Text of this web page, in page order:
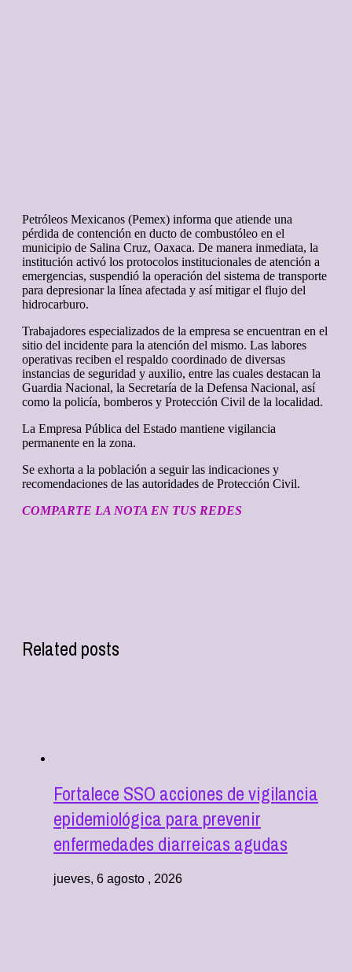
Petróleos Mexicanos (Pemex) informa que atiende una
pérdida de contención en ducto de combustóleo en el
municipio de Salina Cruz, Oaxaca. De manera inmediata, la
institución activó los protocolos institucionales de atención a
emergencias, suspendió la operación del sistema de transporte
para depresionar la línea afectada y así mitigar el flujo del
hidrocarburo.
Trabajadores especializados de la empresa se encuentran en el
sitio del incidente para la atención del mismo. Las labores
operativas reciben el respaldo coordinado de diversas
instancias de seguridad y auxilio, entre las cuales destacan la
Guardia Nacional, la Secretaría de la Defensa Nacional, así
como la policía, bomberos y Protección Civil de la localidad.
La Empresa Pública del Estado mantiene vigilancia
permanente en la zona.
Se exhorta a la población a seguir las indicaciones y
recomendaciones de las autoridades de Protección Civil.
COMPARTE LA NOTA EN TUS REDES
Related posts
Fortalece SSO acciones de vigilancia
epidemiológica para prevenir
enfermedades diarreicas agudas
jueves, 6 agosto , 2026